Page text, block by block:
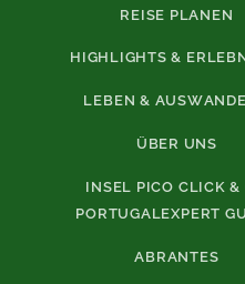
REISE PLANEN
HIGHLIGHTS &
LEBEN &
ÜBER UNS
INSEL PICO CLICK &
PORTUGALEXPERT
ABRANTES